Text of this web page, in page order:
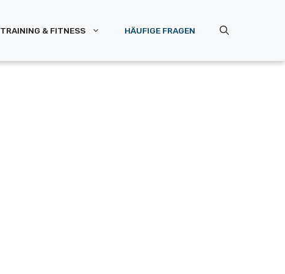
TRAINING & FITNESS HÄUFIGE FRAGEN